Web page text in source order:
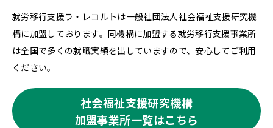
就労移行支援ラ・レコルトは一般社団法人社会福祉支援研究機
構に加盟しております。同機構に加盟する就労移行支援事業所
は全国で多くの就職実績を出していますので、安心してご利用
ください。
社会福祉支援研究機構
加盟事業所一覧はこちら